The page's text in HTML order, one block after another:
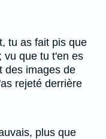
tu as fait pis que
vu que tu t'en es
des images de
rejeté derrière
plus que